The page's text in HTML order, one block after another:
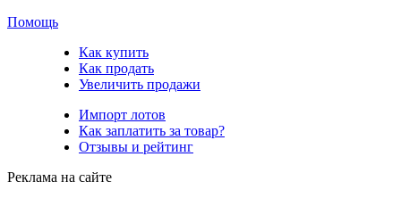
Помощь
Как купить
Как продать
Увеличить продажи
Импорт лотов
Как заплатить за товар?
Отзывы и рейтинг
Реклама на сайте